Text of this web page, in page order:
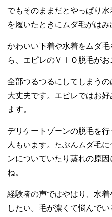
でもそのままだとやっぱり
を履いたときにムダ毛がはみ
かわいい下着や水着をムダ
ら、エピレのＶＩＯ脱毛がお
全部つるつるにしてしまう
大丈夫です。エピレではお
ます。
デリケートゾーンの脱毛を
人もいます。たぶんムダ毛
ンについていたり蒸れの原
ね。
経験者の声ではやはり、水
したい。毛が濃くて悩んで